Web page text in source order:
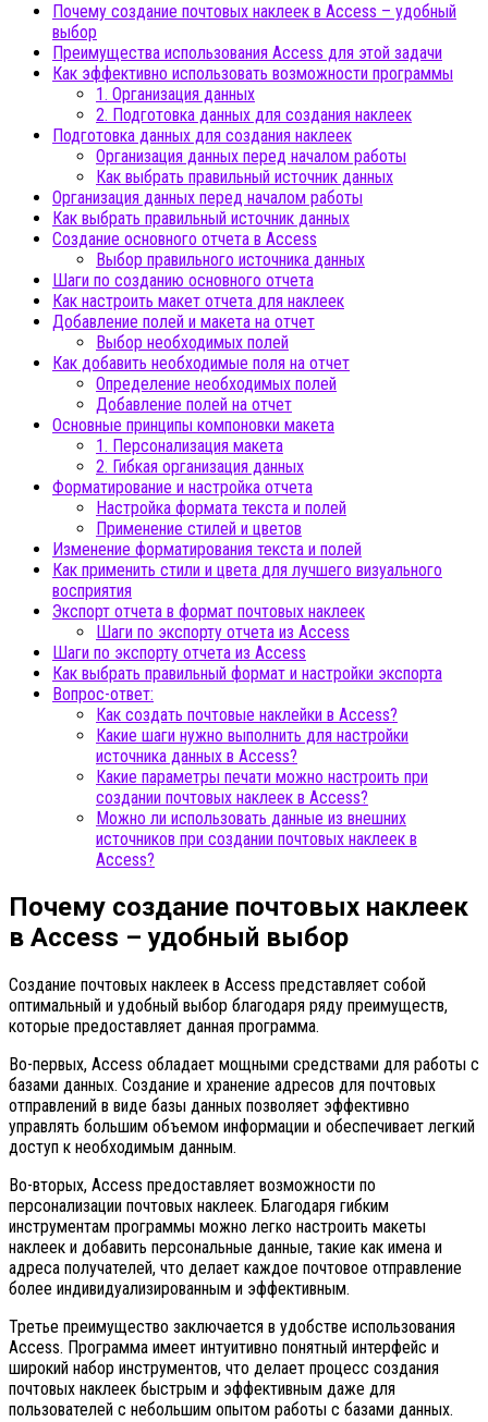
Почему создание почтовых наклеек в Access – удобный
выбор
Преимущества использования Access для этой задачи
Как эффективно использовать возможности программы
1. Организация данных
2. Подготовка данных для создания наклеек
Подготовка данных для создания наклеек
Организация данных перед началом работы
Как выбрать правильный источник данных
Организация данных перед началом работы
Как выбрать правильный источник данных
Создание основного отчета в Access
Выбор правильного источника данных
Шаги по созданию основного отчета
Как настроить макет отчета для наклеек
Добавление полей и макета на отчет
Выбор необходимых полей
Как добавить необходимые поля на отчет
Определение необходимых полей
Добавление полей на отчет
Основные принципы компоновки макета
1. Персонализация макета
2. Гибкая организация данных
Форматирование и настройка отчета
Настройка формата текста и полей
Применение стилей и цветов
Изменение форматирования текста и полей
Как применить стили и цвета для лучшего визуального
восприятия
Экспорт отчета в формат почтовых наклеек
Шаги по экспорту отчета из Access
Шаги по экспорту отчета из Access
Как выбрать правильный формат и настройки экспорта
Вопрос-ответ:
Как создать почтовые наклейки в Access?
Какие шаги нужно выполнить для настройки
источника данных в Access?
Какие параметры печати можно настроить при
создании почтовых наклеек в Access?
Можно ли использовать данные из внешних
источников при создании почтовых наклеек в
Access?
Почему создание почтовых наклеек
в Access – удобный выбор
Создание почтовых наклеек в Access представляет собой
оптимальный и удобный выбор благодаря ряду преимуществ,
которые предоставляет данная программа.
Во-первых, Access обладает мощными средствами для работы с
базами данных. Создание и хранение адресов для почтовых
отправлений в виде базы данных позволяет эффективно
управлять большим объемом информации и обеспечивает легкий
доступ к необходимым данным.
Во-вторых, Access предоставляет возможности по
персонализации почтовых наклеек. Благодаря гибким
инструментам программы можно легко настроить макеты
наклеек и добавить персональные данные, такие как имена и
адреса получателей, что делает каждое почтовое отправление
более индивидуализированным и эффективным.
Третье преимущество заключается в удобстве использования
Access. Программа имеет интуитивно понятный интерфейс и
широкий набор инструментов, что делает процесс создания
почтовых наклеек быстрым и эффективным даже для
пользователей с небольшим опытом работы с базами данных.